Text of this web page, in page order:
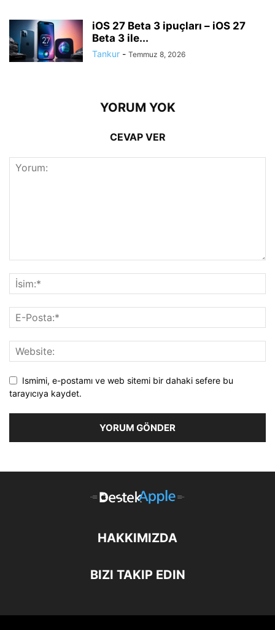
iOS 27 Beta 3 ipuçları – iOS 27
Beta 3 ile...
Tankur - Temmuz 8, 2026
YORUM YOK
CEVAP VER
Ismimi, e-postamı ve web sitemi bir dahaki sefere bu
tarayıcıya kaydet.
HAKKIMIZDA
BIZI TAKIP EDIN